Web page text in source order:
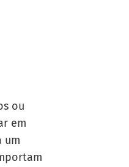
ou
em
um